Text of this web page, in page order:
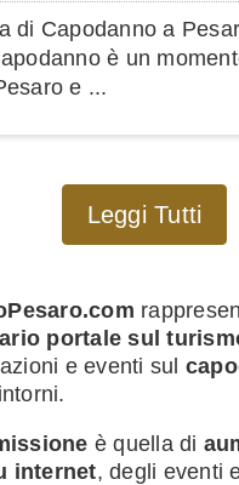
di Capodanno a
è un
e ...
Leggi Tutti
portale sul
e eventi sul
è quella di
internet, degli eventi